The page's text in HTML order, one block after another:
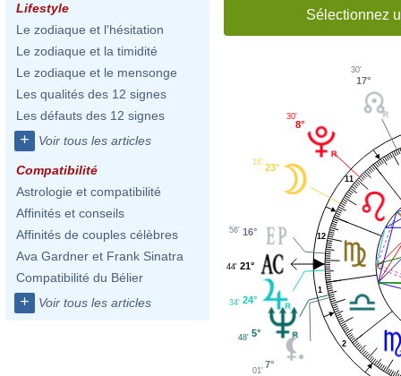
Lifestyle
Le zodiaque et l'hésitation
Le zodiaque et la timidité
Le zodiaque et le mensonge
Les qualités des 12 signes
Les défauts des 12 signes
+ Voir tous les articles
Compatibilité
Astrologie et compatibilité
Affinités et conseils
Affinités de couples célèbres
Ava Gardner et Frank Sinatra
Compatibilité du Bélier
+ Voir tous les articles
Sélectionnez
1
2
11
12
17°
30'
8°
30'
23°
16'
16°
56'
21°
44'
24°
34'
5°
48'
7°
01'